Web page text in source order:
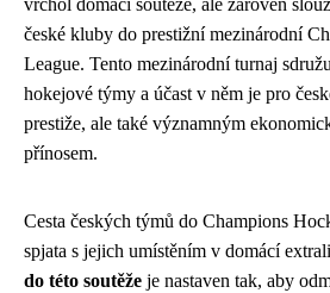
vrchol domácí soutěže, ale zároveň
české kluby do prestižní mezinárodní
League. Tento mezinárodní turnaj
hokejové týmy a účast v něm je pro
prestiže, ale také významným
přínosem.
Cesta českých týmů do Champions
spjata s jejich umístěním v domácí
do této soutěže je nastaven tak, aby